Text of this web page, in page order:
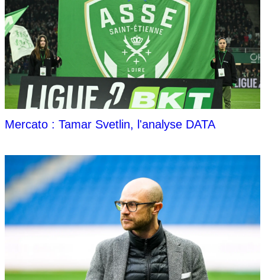
Mercato : Tamar Svetlin, l'analyse DATA